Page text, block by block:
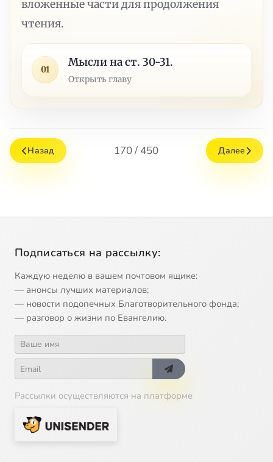
вложенные части для продолжения
чтения.
01
Мысли на ст. 30-31.
Открыть главу
Назад 170 / 450 Далее
Подписаться на рассылку:
Каждую неделю в вашем почтовом ящике:
— анонсы лучших материалов;
— новости подопечных Благотворительного фонда;
— разговор о жизни по Евангелию.
Рассылки осуществляются на платформе